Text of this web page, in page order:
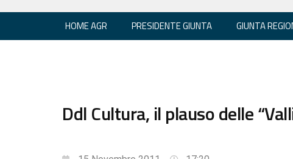
HOME AGR PRESIDENTE GIUNTA GIUNTA
Ddl Cultura, il plauso delle